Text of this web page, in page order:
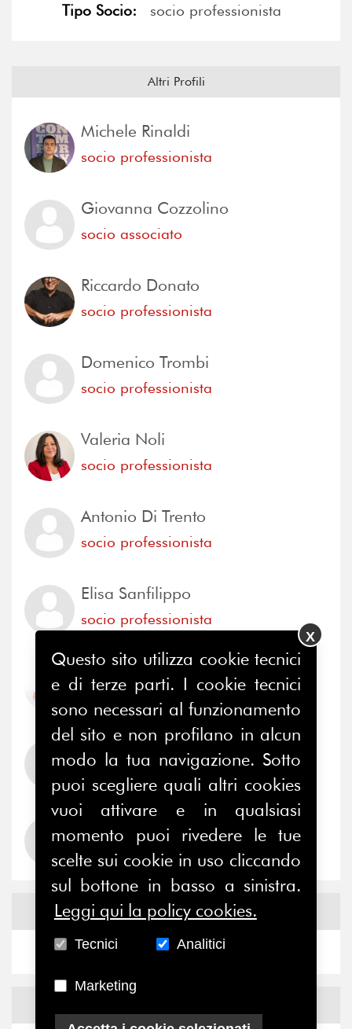
Tipo Socio: socio professionista
Altri Profili
Michele Rinaldi
socio professionista
Giovanna Cozzolino
socio associato
Riccardo Donato
socio professionista
Domenico Trombi
socio professionista
Valeria Noli
socio professionista
Antonio Di Trento
socio professionista
Elisa Sanfilippo
socio professionista
Sandro Tatàno
socio professionista
Lorenzo Salmi
socio professionista
Sara Di Paolo
socio professionista
NewsFacebook
Questo sito utilizza cookie tecnici
e di terze parti. I cookie tecnici
sono necessari al funzionamento
del sito e non profilano in alcun
modo la tua navigazione. Sotto
puoi scegliere quali altri cookies
vuoi attivare e in qualsiasi
momento puoi rivedere le tue
scelte sui cookie in uso cliccando
sul bottone in basso a sinistra.
Leggi qui la policy cookies.
Tecnici Analitici
Marketing
X